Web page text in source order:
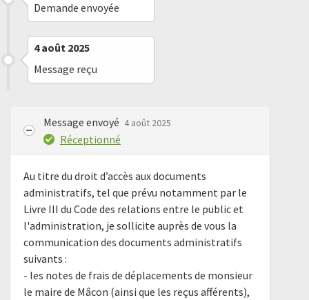
Demande envoyée
4 août 2025
Message reçu
Message envoyé 4 août 2025
Réceptionné
Au titre du droit d’accès aux documents
administratifs, tel que prévu notamment par le
Livre III du Code des relations entre le public et
l'administration, je sollicite auprès de vous la
communication des documents administratifs
suivants :
- les notes de frais de déplacements de monsieur
le maire de Mâcon (ainsi que les reçus afférents),